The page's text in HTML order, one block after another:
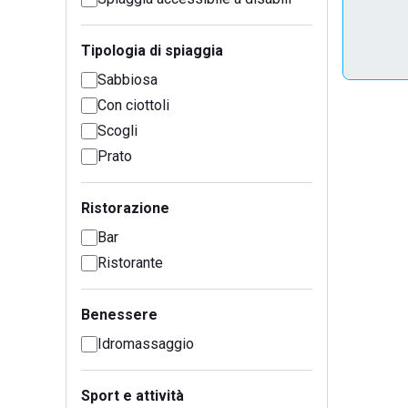
Tipologia di spiaggia
Sabbiosa
Con ciottoli
Scogli
Prato
Ristorazione
Bar
Ristorante
Benessere
Idromassaggio
Sport e attività